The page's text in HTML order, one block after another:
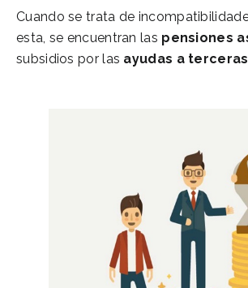
Cuando se trata de
esta, se encuentran las pensiones
subsidios por las ayudas a